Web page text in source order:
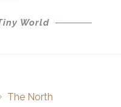
World
The North